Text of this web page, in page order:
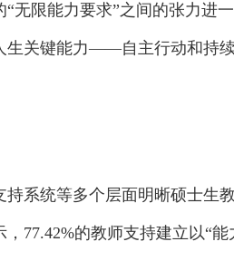
无限能力要求”之间的张力进
生关键能力——自主行动和持
系统等多个层面明晰硕士生
77.42%的教师支持建立以“能